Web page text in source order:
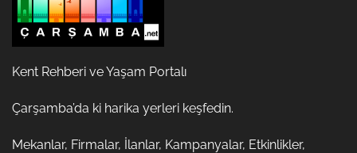
Kent Rehberi ve Yaşam Portalı
Çarşamba’da ki harika yerleri keşfedin.
Mekanlar, Firmalar, İlanlar, Kampanyalar, Etkinlikler,